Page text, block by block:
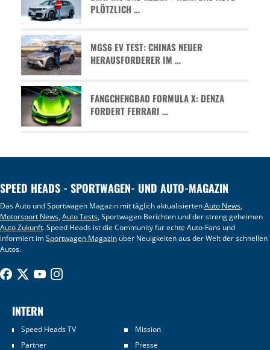
PLÖTZLICH …
MGS6 EV TEST: CHINAS NEUER
HERAUSFORDERER IM …
FANGCHENGBAO FORMULA X: DENZA
FORDERT FERRARI …
SPEED HEADS - SPORTWAGEN- UND AUTO-MAGAZIN
Das Auto und Sportwagen Magazin mit täglich aktualisiertenAuto News,
Motorsport News,Auto Tests, Sportwagen Berichten und der streng geheimen
Auto Zukunft. Speed Heads ist die Community für echte Auto-Fans und
informiert imSportwagen Magazin über Neuigkeiten aus der Welt der schnellen
Autos.
INTERN
Speed Heads TV
Mission
Partner
Presse